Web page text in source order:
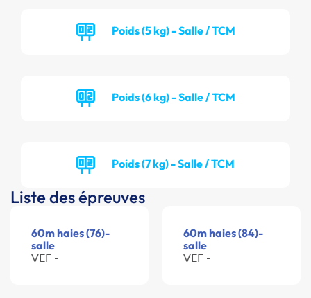
Poids (5 kg) - Salle / TCM
Poids (6 kg) - Salle / TCM
Poids (7 kg) - Salle / TCM
Liste des épreuves
60m haies (76)-
salle
VEF -
60m haies (84)-
salle
VEF -